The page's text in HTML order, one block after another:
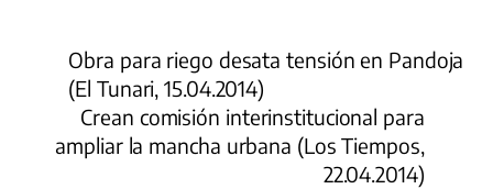
Obra para riego desata tensión en Pandoja
(El Tunari, 15.04.2014)
Crean comisión interinstitucional para
ampliar la mancha urbana (Los Tiempos,
22.04.2014)